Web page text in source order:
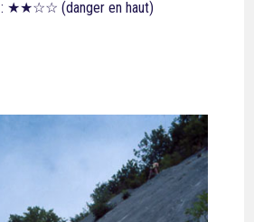
: ★★☆☆ (danger en haut)